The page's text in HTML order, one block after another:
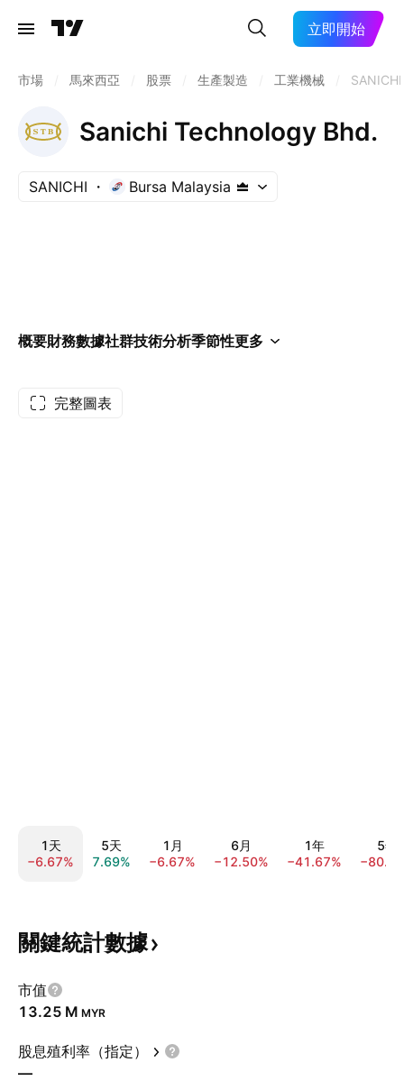
立即開始
市場 馬來西亞 股票 生產製造 工業機械 SANICHI
Sanichi Technology Bhd.
SANICHI Bursa Malaysia
概要財務數據社群技術分析季節性更多
完整圖表
1天
−6.67%
5天
7.69%
1月
−6.67%
6月
−12.50%
1年
−41.67%
5年
關鍵統計數據
市值
‪13.25 M‬ MYR
股息殖利率（指定）
—